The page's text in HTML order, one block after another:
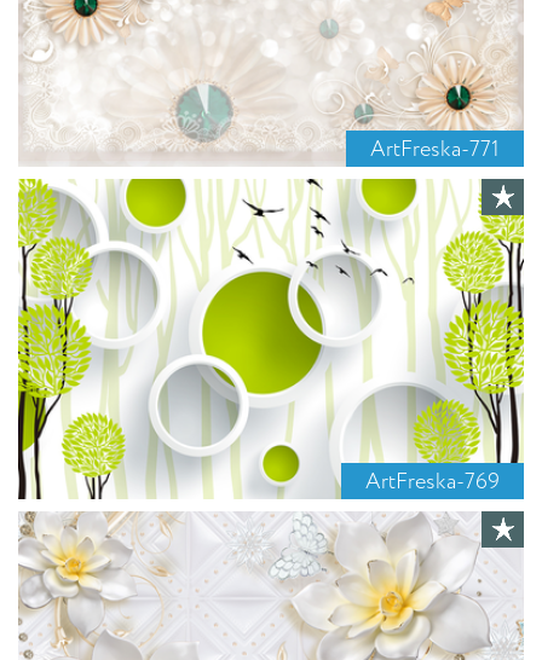
ArtFreska-771
ArtFreska-769